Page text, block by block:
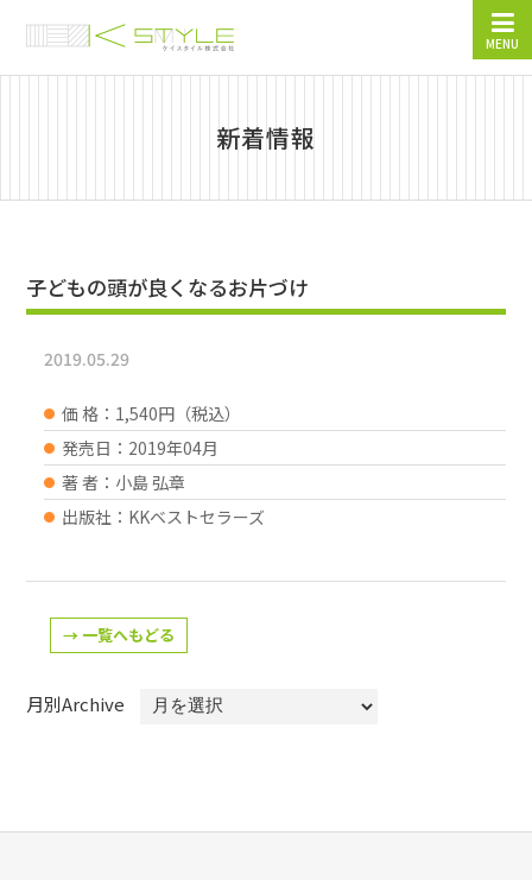
MENU
新着情報
子どもの頭が良くなるお片づけ
2019.05.29
価 格：1,540円（税込）
発売日：2019年04月
著 者：小島 弘章
出版社：KKベストセラーズ
→ 一覧へもどる
月別Archive